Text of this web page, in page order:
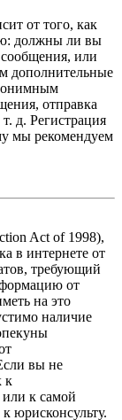
от того, как
должны ли вы
сообщения, или
дополнительные
отправка
д. Регистрация
мы рекомендуем
Act of 1998),
в интернете от
требующий
от
на это
наличие
вы не
к
к самой
юрисконсульту.